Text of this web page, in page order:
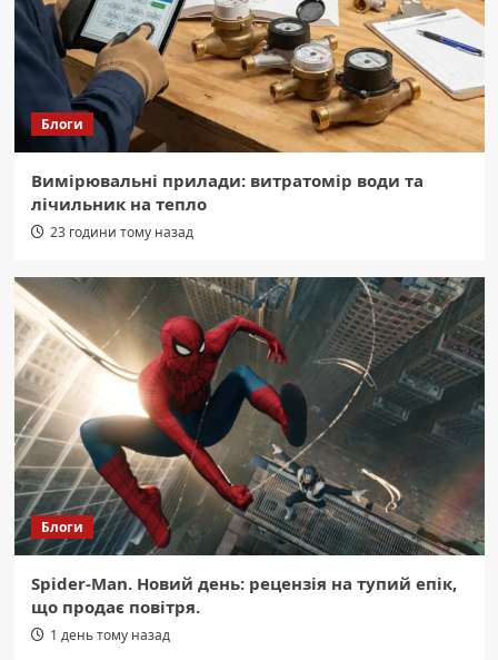
Блоги
Вимірювальні прилади: витратомір води та
лічильник на тепло
23 години тому назад
Блоги
Spider-Man. Новий день: рецензія на тупий епік,
що продає повітря.
1 день тому назад